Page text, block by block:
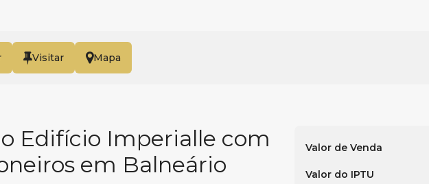
Mapa
Edifício Imperialle com
em Balneário
Valor de Venda
Valor do IPTU